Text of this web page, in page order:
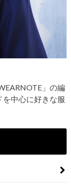
」の編
中心に好きな服